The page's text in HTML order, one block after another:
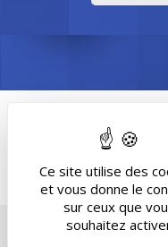
Ce site utilise des
et vous donne le
sur ceux que
souhaitez